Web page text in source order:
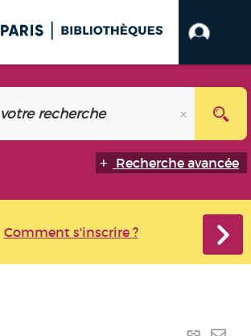
Recherche avancée
Comment s'inscrire ?
Lien